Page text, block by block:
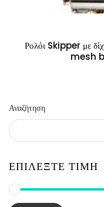
Ρολόι Skipper με
mesh
Αναζήτηση
ΕΠΙΛΕΞΤΕ ΤΙΜΗ